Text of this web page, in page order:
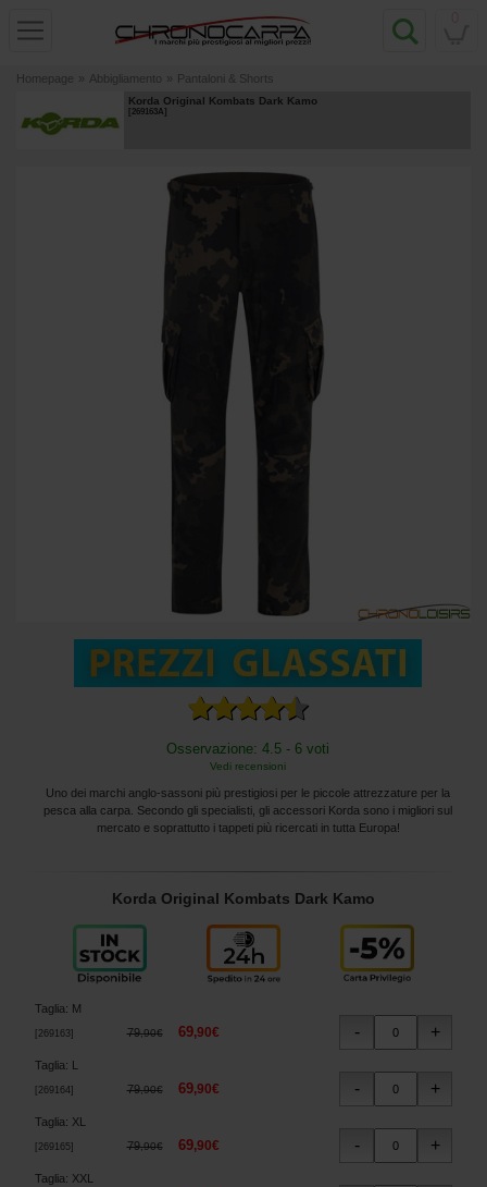
Homepage » Abbigliamento » Pantaloni & Shorts
Korda Original Kombats Dark Kamo
[269163A]
Osservazione: 4.5 - 6 voti
Vedi recensioni
Uno dei marchi anglo-sassoni più prestigiosi per le piccole attrezzature per la
pesca alla carpa. Secondo gli specialisti, gli accessori Korda sono i migliori sul
mercato e soprattutto i tappeti più ricercati in tutta Europa!
Korda Original Kombats Dark Kamo
Taglia: M
269163 ] 79,90€ 69,90€
Taglia:
269164] 79,90€ 69,90€
Taglia: XL
269165] 79,90€ 69,90€
Taglia: XXL